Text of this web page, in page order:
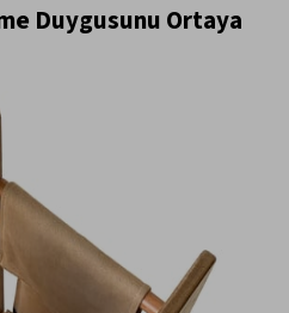
Duygusunu Ortaya